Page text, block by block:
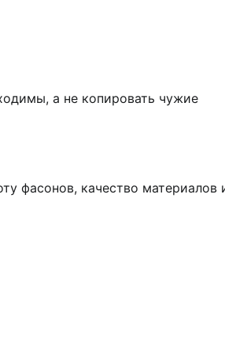
а не копировать чужие
фасонов, качество материалов